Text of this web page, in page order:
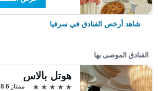
شاهد أرخص الفنادق في سرفيا
الفنادق الموصى بها
هوتل بالاس
5 نجوم
ممتاز 8.6